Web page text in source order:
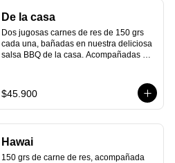
De la casa
Dos jugosas carnes de res de 150 grs
cada una, bañadas en nuestra deliciosa
salsa BBQ de la casa. Acompañadas de
tomate maduro y todo en un delicioso
pan cubierto de queso parmesano que
le da el toque perfecto. Y, para terminar,
nuestra deliciosa salsa de la casa. ¡El
satisface!
$45.900
Hawai
150 grs de carne de res, acompañada